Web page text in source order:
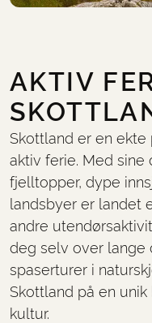
AKTIV
Skottland er en
aktiv ferie. Med sine
fjelltopper, dype
landsbyer er landet
andre
deg selv over lange
spaserturer i
Skottland på en
kultur.